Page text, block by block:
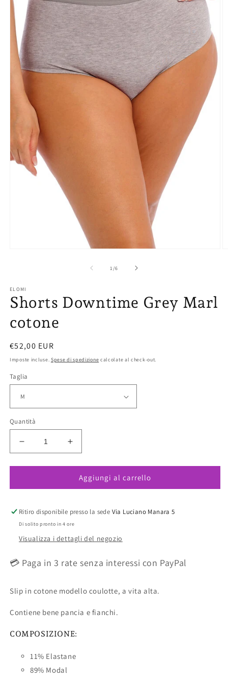
finestra
modale
1/su
6
ELOMI
Shorts Downtime Grey Marl
cotone
Prezzo
di
€52,00 EUR
Imposte incluse. Spese di spedizione calcolate al check-out.
Taglia
Quantità
Diminuisci
quantità
per
Downtime
Marl
cotone
Aumenta
quantità
per
Shorts
Downtime
Marl
cotone
Aggiungi al carrello
Ritiro disponibile presso la sede Via Luciano Manara 5
Di solito pronto in 4 ore
Visualizza i dettagli del negozio
💳 Paga in 3 rate senza interessi con PayPal
Slip in cotone modello coulotte, a vita alta.
Contiene bene pancia e fianchi.
COMPOSIZIONE:
11% Elastane
89% Modal